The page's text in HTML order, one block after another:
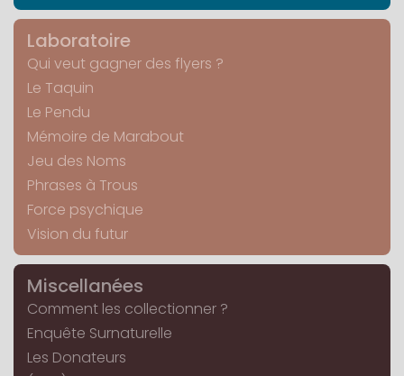
Laboratoire
Qui veut gagner des flyers ?
Le Taquin
Le Pendu
Mémoire de Marabout
Jeu des Noms
Phrases à Trous
Force psychique
Vision du futur
Miscellanées
Comment les collectionner ?
Enquête Surnaturelle
Les Donateurs